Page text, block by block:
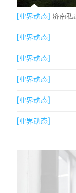
[业界动态] 济南私
者[业界动态]
[业界动态]
[业界动态]
[业界动态]
[业界动态]